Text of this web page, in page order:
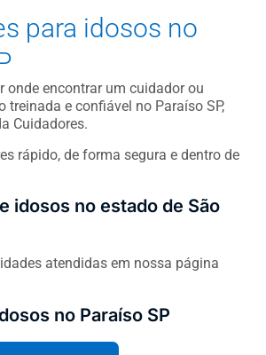
para idosos no
onde encontrar um cuidador ou
treinada e confiável no Paraíso SP,
Cuidadores.
rápido, de forma segura e dentro de
idosos no estado de São
atendidas em nossa página
no Paraíso SP